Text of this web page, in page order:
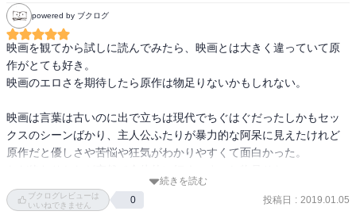
濁ったのだと思う。恨んでも何処にも吐口がないならそれはその血
を持つ娘に行くのだろう。
もう死んでしまった人に対し愛情があったかも分からない。先に死
にやがってって気持ちだって湧いてくる。自分で自分を守ることが
正当にできない女ゆえの抵抗に苦しさを覚えた。強く、世間的に正
固執し続けるのはとても気持ちが悪いが分からなくもないから痛々
しく思う。
powered by ブクログ
映画を観てから試しに読んでみたら、映画とは大きく違っていて原
作がとても好き。
映画のエロさを期待したら原作は物足りないかもしれない。
映画は言葉は古いのに出で立ちは現代でちぐはぐだったしかもセッ
クスのシーンばかり、主人公ふたりが暴力的な阿呆に見えたけれど
原作だと優しさや苦悩や狂気がわかりやすくて面白かった。
しかしどうして原作の良さである繊細さを映画にしなかったんだろ
続きを読む
ブクログレビューは
いいねできません
0 投稿日 : 2019.01.05